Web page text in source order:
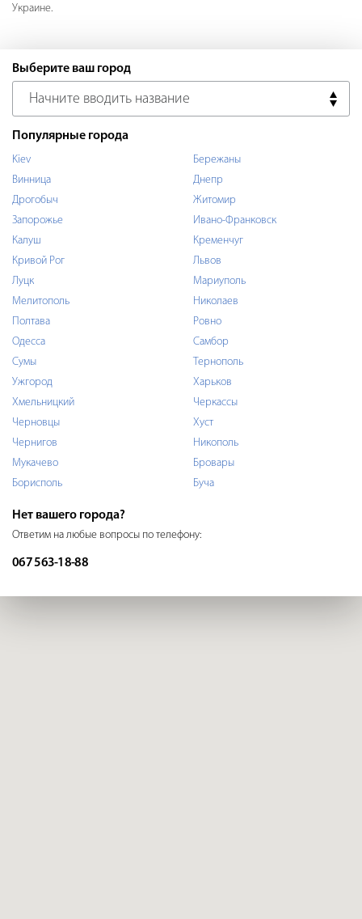
Украине.
Выберите ваш город
Популярные города
Kiev
Бережаны
Винница
Днепр
Дрогобыч
Житомир
Запорожье
Ивано-Франковск
Калуш
Кременчуг
Кривой Рог
Львов
Луцк
Мариуполь
Мелитополь
Николаев
Полтава
Ровно
Одесса
Самбор
Сумы
Тернополь
Ужгород
Харьков
Хмельницкий
Черкассы
Черновцы
Хуст
Чернигов
Никополь
Мукачево
Бровары
Борисполь
Буча
Нет вашего города?
Ответим на любые вопросы по телефону:
067 563-18-88